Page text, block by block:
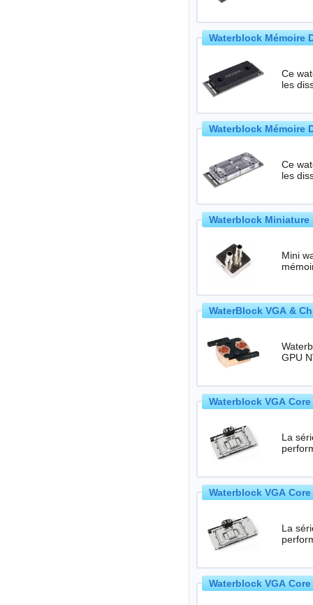
Waterblock Mémoire
Ce
les
Waterblock Mémoire
Ce
les
Waterblock
Mini
WaterBlock VGA &
Waterblock VGA
La
Waterblock VGA
La
Waterblock VGA